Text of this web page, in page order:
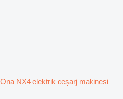
Ona NX4 elektrik deşarj makinesi